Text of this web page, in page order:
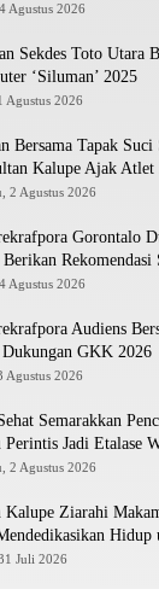
Agustus 2026
Sekdes Toto Utara
‘Siluman’ 2025
Agustus 2026
Bersama Tapak
Kalupe Ajak Atlet
2 Agustus 2026
Gorontalo
Rekomendasi
Agustus 2026
Audiens
Dukungan GKK 2026
Agustus 2026
Semarakkan
Perintis Jadi Etalase
2 Agustus 2026
Kalupe Ziarahi
Hidup
Juli 2026